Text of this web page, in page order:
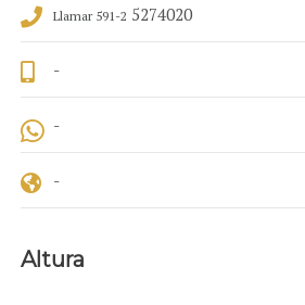
Llamar 591-2 5274020
-
-
-
Altura